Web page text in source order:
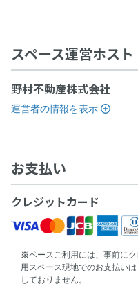
スペース運営ホスト
野村不動産株式会社
運営者の情報を表示
お支払い
クレジットカード
スペースご利用には、事前に
用スペース現地でのお支払い
しておりません。